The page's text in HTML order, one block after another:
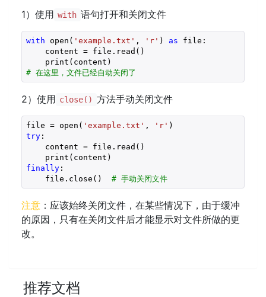
1）使用 with 语句打开和关闭文件
with open( 'example.txt' , 'r' ) as file:
    content = file.read()
# 在这里，文件已经自动关闭了
2）使用 close() 方法手动关闭文件
file = open( 'example.txt' , 'r'
try:
    content = file.read()
finally:
    file.close()
# 手动关闭文件
注意 ：应该始终关闭文件，在某些情况下，由于缓冲
的原因，只有在关闭文件后才能显示对文件所做的更
改。
推荐文档